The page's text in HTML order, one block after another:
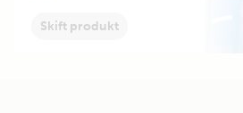
Skift produkt